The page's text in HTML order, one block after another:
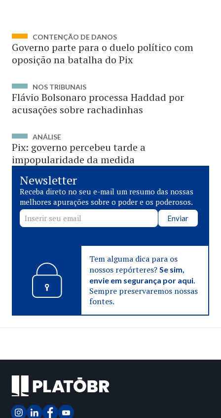
CONTENÇÃO DE DANOS
Governo parte para o duelo político com
oposição na batalha do Pix
NOS TRIBUNAIS
Flávio Bolsonaro processa Haddad por
acusações sobre rachadinhas
ANÁLISE
Pix: governo percebeu tarde a
impopularidade da medida
Newsletter
Receba direto no seu e-mail um resumo das nossas
melhores apurações sobre o poder e os poderosos.
Enviar
Tem alguma dica para os
nossos repórteres? Se sim,
envie em segurança por aqui.
Sempre preservaremos nossas
fontes.